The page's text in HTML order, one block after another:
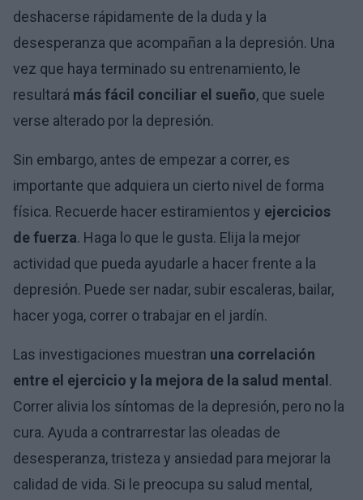
deshacerse rápidamente de la duda y la
desesperanza que acompañan a la depresión. Una
vez que haya terminado su entrenamiento, le
resultará más fácil conciliar el sueño, que suele
verse alterado por la depresión.
Sin embargo, antes de empezar a correr, es
importante que adquiera un cierto nivel de forma
física. Recuerde hacer estiramientos y ejercicios
de fuerza. Haga lo que le gusta. Elija la mejor
actividad que pueda ayudarle a hacer frente a la
depresión. Puede ser nadar, subir escaleras, bailar,
hacer yoga, correr o trabajar en el jardín.
Las investigaciones muestran una correlación
entre el ejercicio y la mejora de la salud mental.
Correr alivia los síntomas de la depresión, pero no la
cura. Ayuda a contrarrestar las oleadas de
desesperanza, tristeza y ansiedad para mejorar la
calidad de vida. Si le preocupa su salud mental,